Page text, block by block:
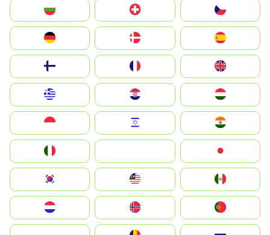
Switzerland
Deutschland
United Kingdom
Magyarország
South Korea